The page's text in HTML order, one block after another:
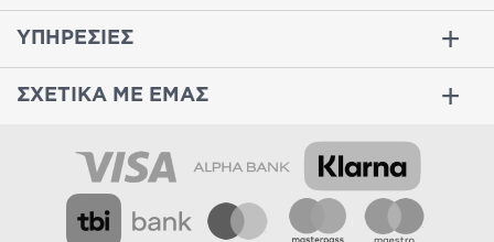
ΥΠΗΡΕΣΙΕΣ
ΣΧΕΤΙΚΑ ΜΕ ΕΜΑΣ